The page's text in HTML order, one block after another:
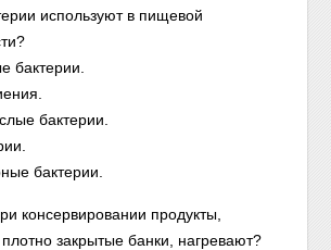
используют в пищевой
бактерии.
бактерии.
бактерии.
консервировании продукты,
закрытые банки, нагревают?